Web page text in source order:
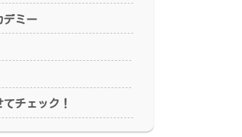
ミー
チェック！